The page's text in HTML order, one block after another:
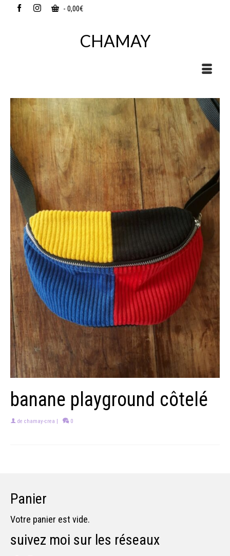
- 0,00€
CHAMAY
banane playground côtelé
de chamay-crea | 0
Panier
Votre panier est vide.
suivez moi sur les réseaux